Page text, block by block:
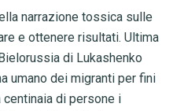
narrazione tossica sulle
e ottenere risultati. Ultima
di Lukashenko
umano dei migranti per fini
di persone i